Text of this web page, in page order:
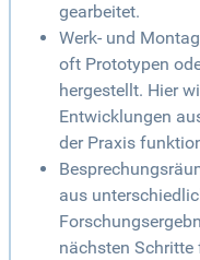
gearbeitet.
Werk- und
oft Prototypen
hergestellt. Hier
Entwicklungen
der Praxis
aus
nächsten Schritte